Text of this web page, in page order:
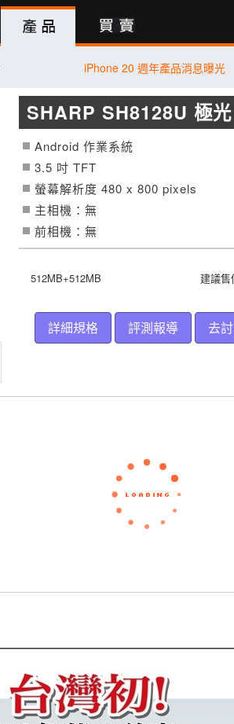
iPhone 20 週年產品消息曝光
SHARP SH8128U 極光
Android 作業系統
3.5 吋 TFT
螢幕解析度 480 x 800 pixels
主相機：無
前相機：無
512MB+512MB 建議售
詳細規格 評測報導 去